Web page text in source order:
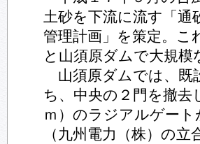
土砂を下流に流す「通
管理計画」を策定。こ
と山須原ダムで大規
山須原ダムでは、既
ち、中央の２門を撤去
ｍ）のラジアルゲート
（九州電力（株）の